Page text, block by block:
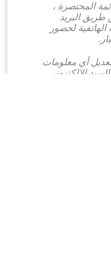
المختصرة ،
طريق البريد
الهاتفية لحضور
أي معلومات
الإلكتروني